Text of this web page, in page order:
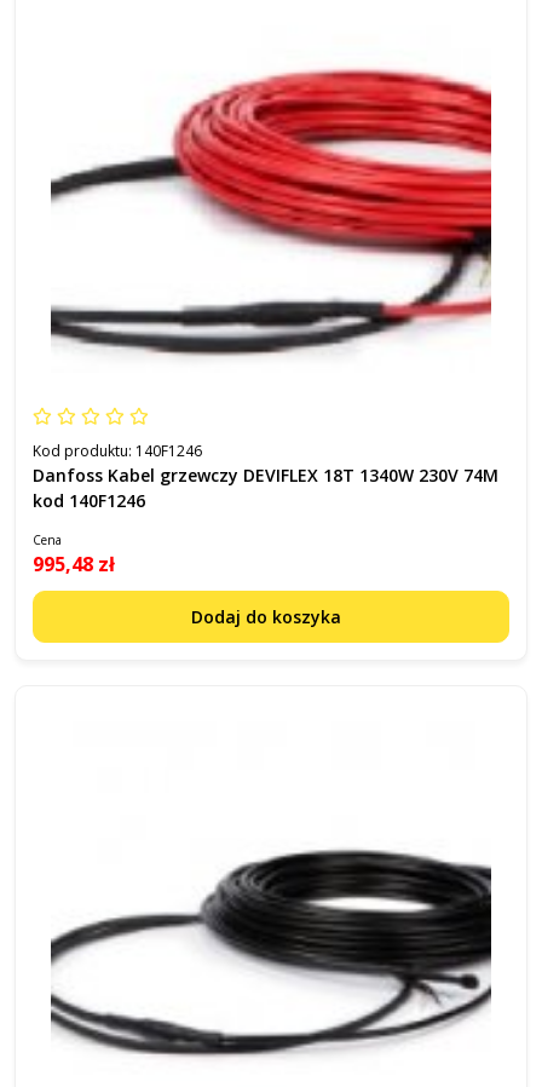
Kod produktu: 140F1246
Danfoss Kabel grzewczy DEVIFLEX 18T 1340W 230V 74M
kod 140F1246
Cena
995,48 zł
Dodaj do koszyka